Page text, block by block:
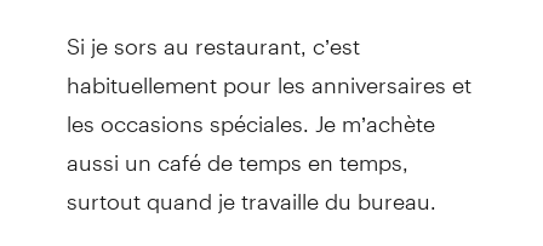
Si je sors au restaurant, c’est
habituellement pour les anniversaires et
les occasions spéciales. Je m’achète
aussi un café de temps en temps,
surtout quand je travaille du bureau.